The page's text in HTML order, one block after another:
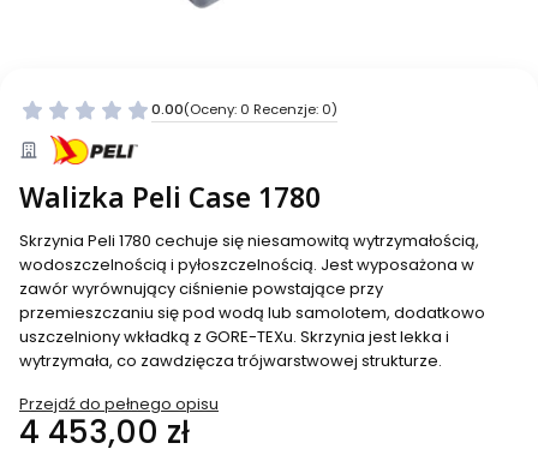
0.00(Oceny: 0 Recenzje: 0)
Walizka Peli Case 1780
Skrzynia Peli 1780 cechuje się niesamowitą wytrzymałością,
wodoszczelnością i pyłoszczelnością. Jest wyposażona w
zawór wyrównujący ciśnienie powstające przy
przemieszczaniu się pod wodą lub samolotem, dodatkowo
uszczelniony wkładką z GORE-TEXu. Skrzynia jest lekka i
wytrzymała, co zawdzięcza trójwarstwowej strukturze.
Przejdź do pełnego opisu
Cena
4 453,00 zł